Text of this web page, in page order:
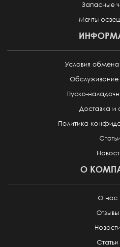
Запасные
Мачты
Условия обмена
Пуско-
Доставка и
Политика
Статьи
О
О нас
Отзывы
Новости
Статьи